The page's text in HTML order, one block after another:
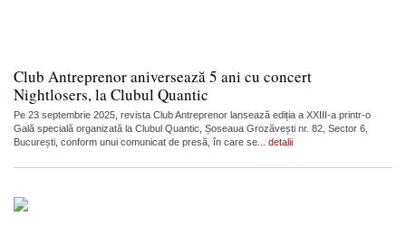
Club Antreprenor aniversează 5 ani cu concert
Nightlosers, la Clubul Quantic
Pe 23 septembrie 2025, revista Club Antreprenor lansează ediția a XXIII-a printr-o
Gală specială organizată la Clubul Quantic, Șoseaua Grozăvești nr. 82, Sector 6,
București, conform unui comunicat de presă, în care se... detalii